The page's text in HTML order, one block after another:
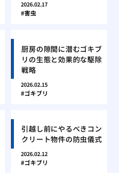
2026.02.17
害虫
厨房の隙間に潜むゴキブ
リの生態と効果的な駆除
戦略
2026.02.15
ゴキブリ
引越し前にやるべきコン
クリート物件の防虫儀式
2026.02.12
ゴキブリ